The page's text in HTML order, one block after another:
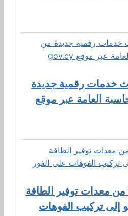
خدمات رقمية جديدة
العامة عبر موقع
35% من معدات توفير الطاقة
إلى تركيب الفوهات